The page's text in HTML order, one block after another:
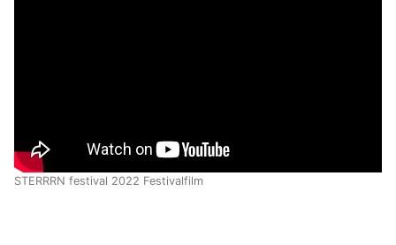
STERRRN festival 2022 Festivalfilm